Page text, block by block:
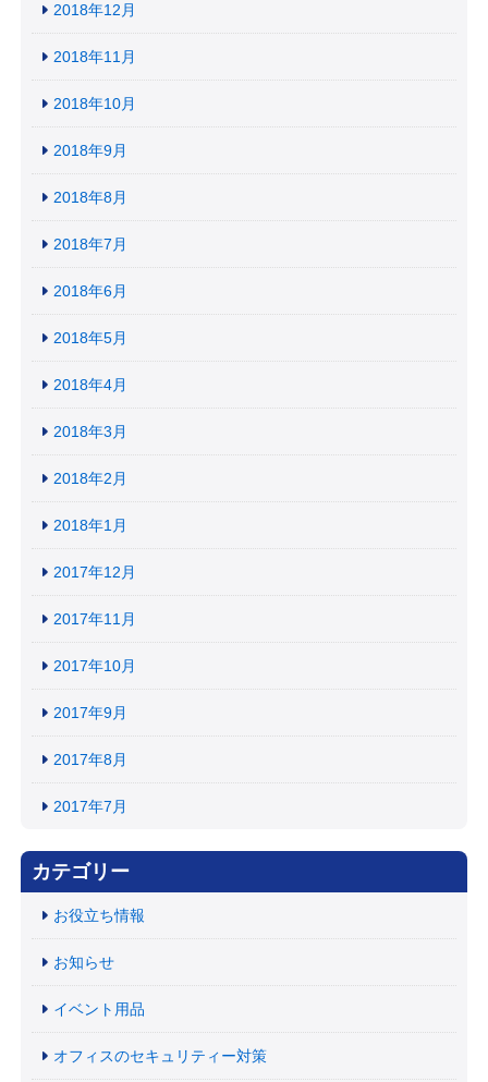
2018年12月
2018年11月
2018年10月
2018年9月
2018年8月
2018年7月
2018年6月
2018年5月
2018年4月
2018年3月
2018年2月
2018年1月
2017年12月
2017年11月
2017年10月
2017年9月
2017年8月
2017年7月
カテゴリー
お役立ち情報
お知らせ
イベント用品
オフィスのセキュリティー対策